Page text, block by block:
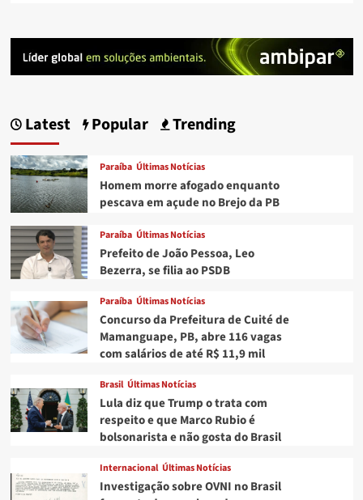
Latest Popular Trending
Paraíba Últimas Notícias
Homem morre afogado enquanto
pescava em açude no Brejo da PB
Paraíba Últimas Notícias
Prefeito de João Pessoa, Leo
Bezerra, se filia ao PSDB
Paraíba Últimas Notícias
Concurso da Prefeitura de Cuité de
Mamanguape, PB, abre 116 vagas
com salários de até R$ 11,9 mil
Brasil Últimas Notícias
Lula diz que Trump o trata com
respeito e que Marco Rubio é
bolsonarista e não gosta do Brasil
Internacional Últimas Notícias
Investigação sobre OVNI no Brasil